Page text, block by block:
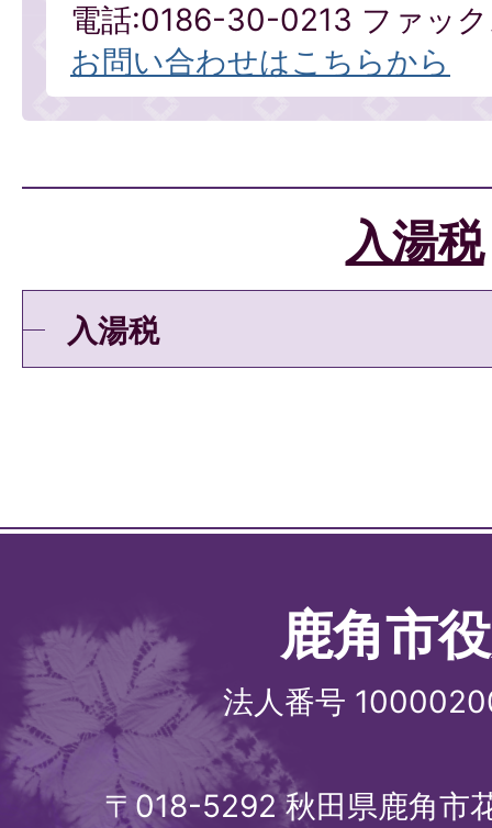
電話:0186-30-0213 ファッ
お問い合わせはこちらから
入湯税
入湯税
鹿角市
法人番号
〒018-5292 秋田県鹿角市